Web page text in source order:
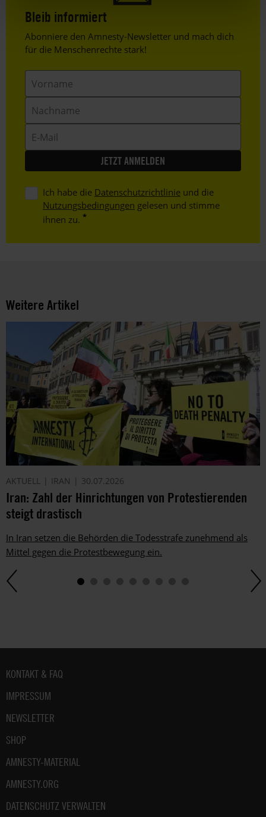
Bleib informiert
Header
Text
Abonniere den Amnesty-Newsletter und mach dich
für die Menschenrechte stark!
Mail
Ich habe die Datenschutzrichtlinie und die
Nutzungsbedingungen gelesen und stimme
ihnen zu.
Weitere Artikel
AKTUELL IRAN 30.07.2026
Iran: Zahl der Hinrichtungen von Protestierenden
steigt drastisch
In Iran setzen die Behörden die Todesstrafe zunehmend als
Mittel gegen die Protestbewegung ein.
Fußbereich
KONTAKT & FAQ
IMPRESSUM
NEWSLETTER
SHOP
AMNESTY-MATERIAL
AMNESTY.ORG
DATENSCHUTZ VERWALTEN